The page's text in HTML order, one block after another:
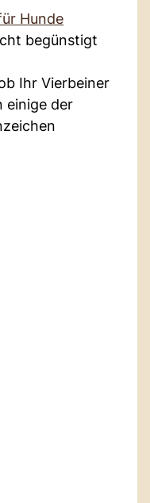
Hunde
begünstigt
Ihr Vierbeiner
einige der